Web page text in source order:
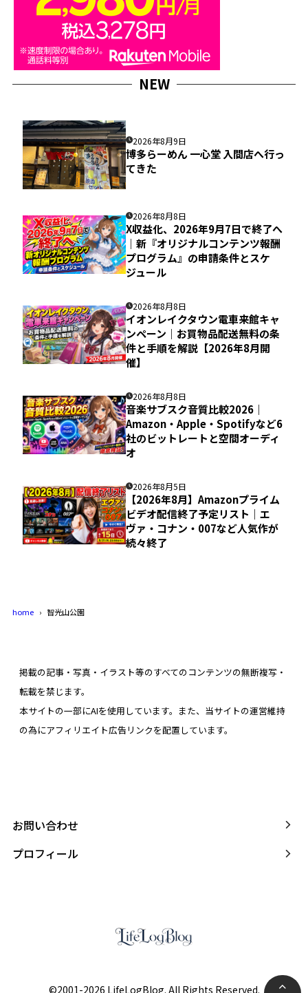
NEW
2026年8月9日
博多らーめん 一心堂 入間店へ行っ
てきた
2026年8月8日
X収益化、2026年9月7日で終了へ
｜新『オリジナルコンテンツ報酬
プログラム』の申請条件とスケ
ジュール
2026年8月8日
イオンレイクタウン電車来館キャ
ンペーン｜お買物品配送無料の条
件と手順を解説【2026年8月開
催】
2026年8月8日
音楽サブスク音質比較2026｜
Amazon・Apple・Spotifyなど6
社のビットレートと空間オーディ
オ
2026年8月5日
【2026年8月】Amazonプライム
ビデオ配信終了予定リスト｜エ
ヴァ・コナン・007など人気作が
続々終了
home 智光山公園
掲載の記事・写真・イラスト等のすべてのコンテンツの無断複写・
転載を禁じます。
本サイトの一部にAIを使用しています。また、当サイトの運営維持
の為にアフィリエイト広告リンクを配置しています。
お問い合わせ
プロフィール
©2001-2026 LifeLogBlog. All Rights Reserved.